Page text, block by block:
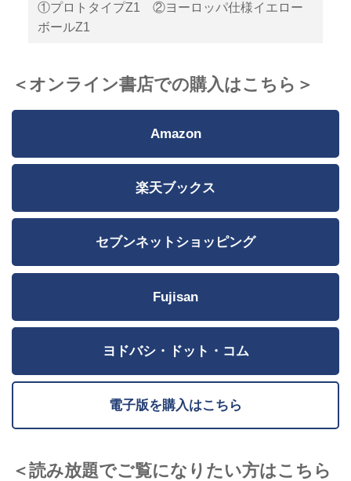
①プロトタイプZ1 ②ヨーロッパ仕様イエロー
ボールZ1
＜オンライン書店での購入はこちら＞
Amazon
楽天ブックス
セブンネットショッピング
Fujisan
ヨドバシ・ドット・コム
電子版を購入はこちら
＜読み放題でご覧になりたい方はこちら